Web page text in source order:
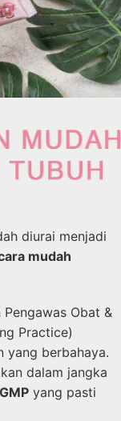
diurai menjadi
mudah
Obat &
Practice)
yang berbahaya.
dalam jangka
yang pasti